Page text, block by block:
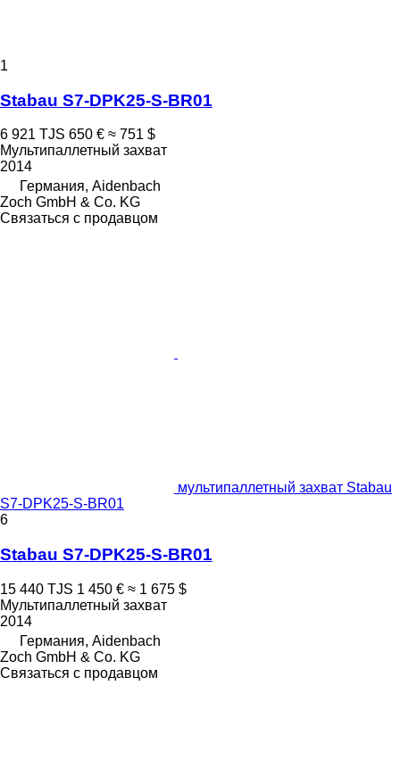
1
Stabau S7-DPK25-S-BR01
6 921 TJS 650 € ≈ 751 $
Мультипаллетный захват
2014
Германия, Aidenbach
Zoch GmbH & Co. KG
Связаться с продавцом
мультипаллетный захват Stabau
S7-DPK25-S-BR01
6
Stabau S7-DPK25-S-BR01
15 440 TJS 1 450 € ≈ 1 675 $
Мультипаллетный захват
2014
Германия, Aidenbach
Zoch GmbH & Co. KG
Связаться с продавцом